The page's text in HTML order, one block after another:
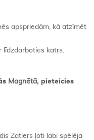
apspriedām, kā atzīmēt
līdzdarboties katrs.
Magnētā, pieteicies
Zatlers ļoti labi spēlēja